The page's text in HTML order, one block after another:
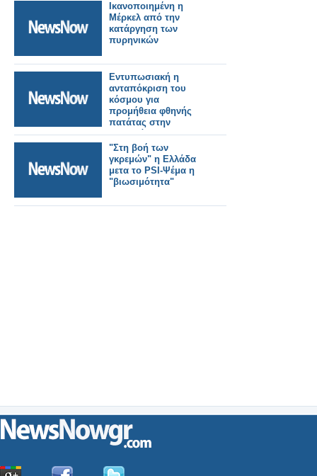
Ικανοποιημένη η
Μέρκελ από την
κατάργηση των
πυρηνικών
Εντυπωσιακή η
ανταπόκριση του
κόσμου για
προμήθεια φθηνής
πατάτας στην
Κηφισιά
"Στη βοή των
γκρεμών" η Ελλάδα
μετα το PSI-Ψέμα η
"βιωσιμότητα"